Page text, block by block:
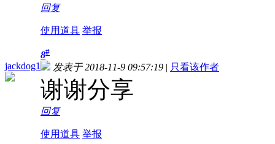
回复
使用道具 举报
jackdog1
8#
发表于 2018-11-9 09:57:19 | 只看该作者
谢谢分享
回复
使用道具 举报